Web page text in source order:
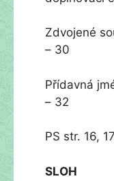
Zdvojené
– 30
Přídavná
– 32
PS str. 16, 17
SLOH